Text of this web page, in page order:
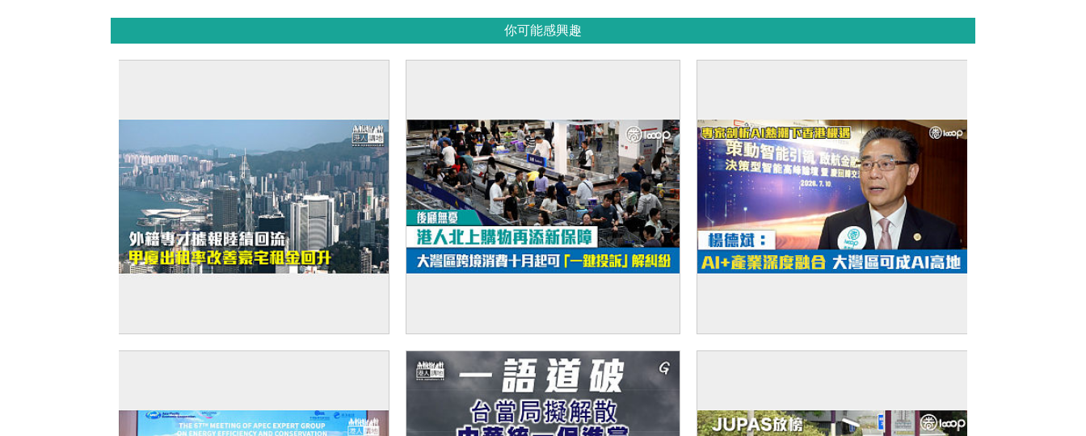
你可能感興趣
區跨境消費十月起可「一鍵投訴」解糾紛